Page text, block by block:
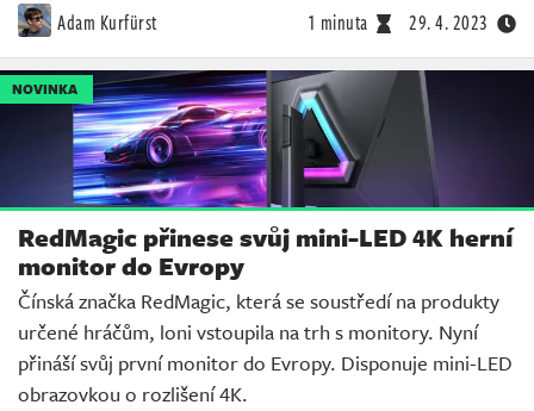
Adam Kurfürst 1 minuta 29. 4. 2023
NOVINKA
RedMagic přinese svůj mini-LED 4K herní
monitor do Evropy
Čínská značka RedMagic, která se soustředí na produkty
určené hráčům, loni vstoupila na trh s monitory. Nyní
přináší svůj první monitor do Evropy. Disponuje mini-LED
obrazovkou o rozlišení 4K.